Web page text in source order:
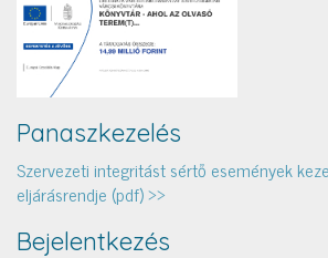
Panaszkezelés
Szervezeti integritást sértő események
eljárásrendje (pdf) >>
Bejelentkezés